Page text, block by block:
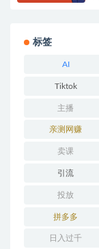
标签
AI
Tiktok
主播
亲测网赚
卖课
引流
投放
拼多多
日入过千